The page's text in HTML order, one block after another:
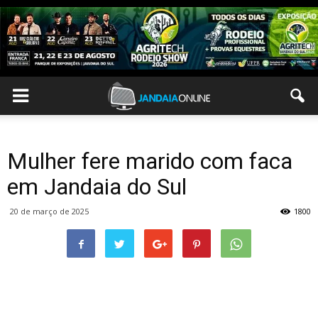
Mulher fere marido com faca
em Jandaia do Sul
20 de março de 2025 1800